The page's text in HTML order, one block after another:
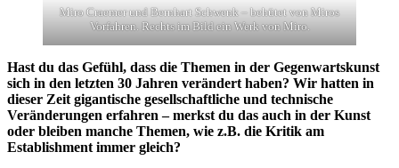
Miro Craemer und Bernhart Schwenk – behütet von Miros
Vorfahren. Rechts im Bild ein Werk von Miro.
Hast du das Gefühl, dass die Themen in der Gegenwartskunst
sich in den letzten 30 Jahren verändert haben? Wir hatten in
dieser Zeit gigantische gesellschaftliche und technische
Veränderungen erfahren – merkst du das auch in der Kunst
oder bleiben manche Themen, wie z.B. die Kritik am
Establishment immer gleich?